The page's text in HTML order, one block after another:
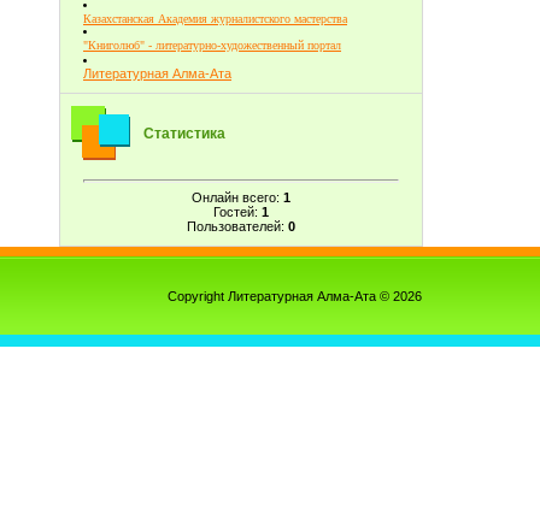
Казахстанская Академия журналистского мастерства
"Книголюб" - литературно-художественный портал
Литературная Алма-Ата
Статистика
Онлайн всего: 1
Гостей: 1
Пользователей: 0
Copyright Литературная Алма-Ата © 2026